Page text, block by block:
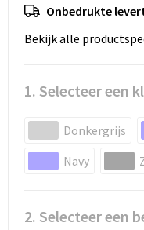
Onbedrukte
Bekijk alle
1. Selecteer een
Donkergrijs
Navy
2. Selecteer een